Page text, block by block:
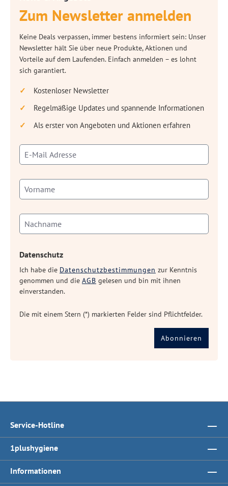
Zum Newsletter anmelden
Keine Deals verpassen, immer bestens informiert sein: Unser
Newsletter hält Sie über neue Produkte, Aktionen und
Vorteile auf dem Laufenden. Einfach anmelden – es lohnt
sich garantiert.
Kostenloser Newsletter
Regelmäßige Updates und spannende Informationen
Als erster von Angeboten und Aktionen erfahren
Datenschutz
Ich habe die Datenschutzbestimmungen zur Kenntnis
genommen und die AGB gelesen und bin mit ihnen
einverstanden.
Die mit einem Stern (*) markierten Felder sind Pflichtfelder.
Abonnieren
Service-Hotline
1plushygiene
Informationen